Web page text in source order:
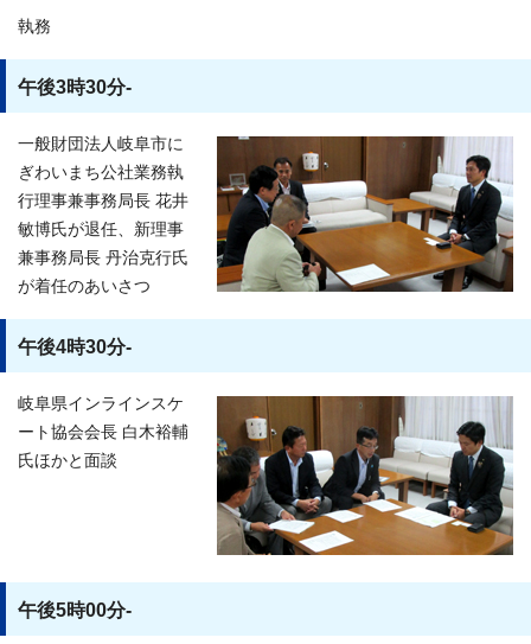
執務
午後3時30分-
一般財団法人岐阜市に
ぎわいまち公社業務執
行理事兼事務局長 花井
敏博氏が退任、新理事
兼事務局長 丹治克行氏
が着任のあいさつ
午後4時30分-
岐阜県インラインスケ
ート協会会長 白木裕輔
氏ほかと面談
午後5時00分-